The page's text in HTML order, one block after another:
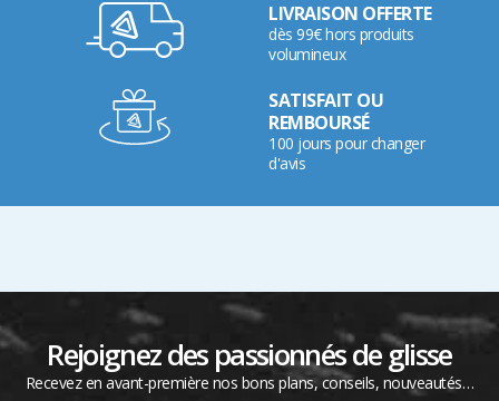
LIVRAISON OFFERTE
dès 99€ hors produits
volumineux
SATISFAIT OU
REMBOURSÉ
100 jours pour changer
d'avis
Rejoignez des passionnés de glisse
Recevez en avant-première nos bons plans, conseils, nouveautés…